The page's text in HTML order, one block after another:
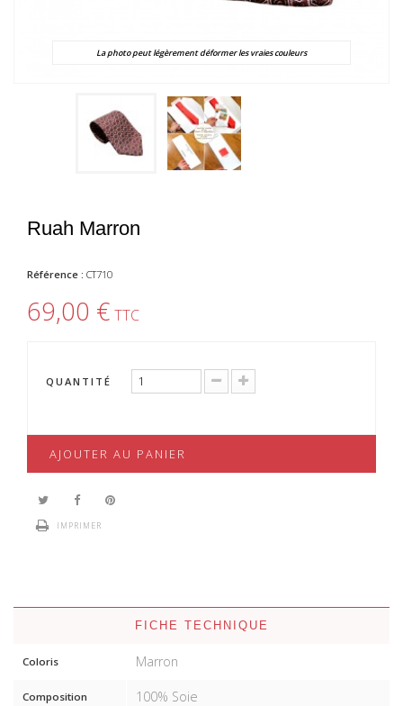
La photo peut légèrement déformer les vraies couleurs
Ruah Marron
Référence : CT710
69,00 € TTC
QUANTITÉ
AJOUTER AU PANIER
IMPRIMER
FICHE TECHNIQUE
Coloris Marron
Composition 100% Soie